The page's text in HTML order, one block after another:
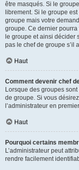
être masqués. Si le
librement. Si le groupe
groupe mais votre
groupe. Ce dernier
le groupe et ainsi décider
pas le chef de groupe s’il
Haut
Comment devenir chef
Lorsque des groupes
de groupe. Si vous
l’administrateur en
Haut
Pourquoi certains
L’administrateur peut
rendre facilement